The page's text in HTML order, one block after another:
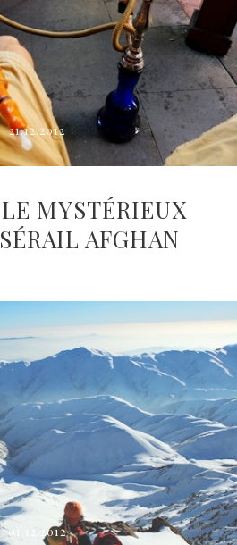
21.12.2012
MYSTÉRIEUX
AFGHAN
01.12.2012